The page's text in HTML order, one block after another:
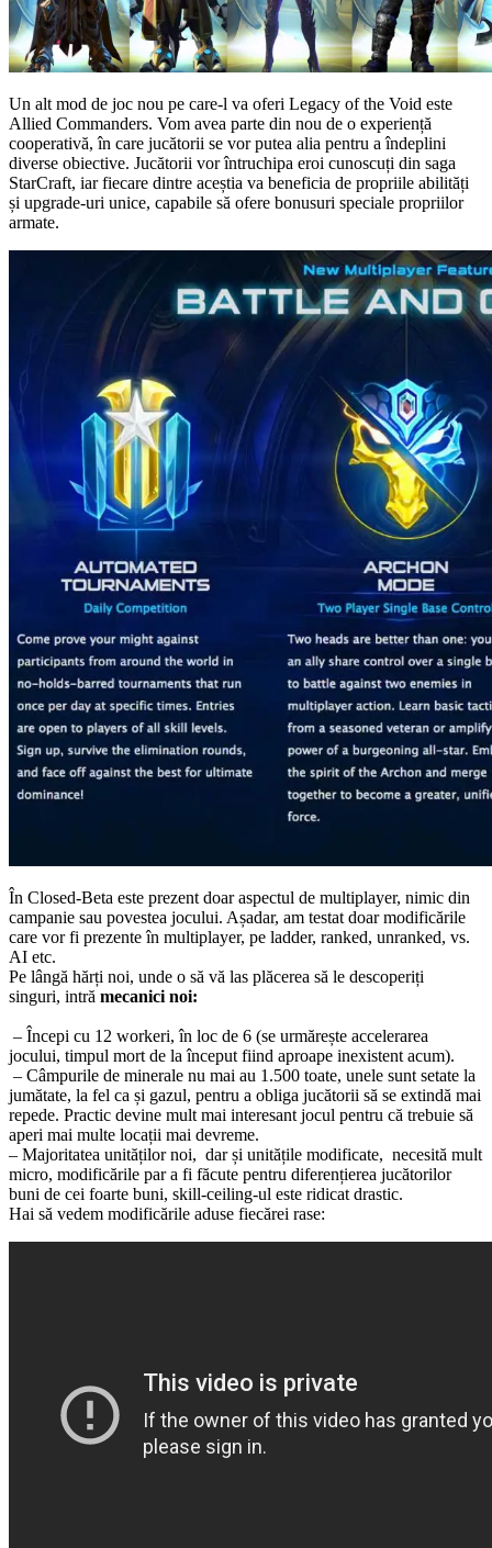
Un alt mod de joc nou pe care-l va oferi Legacy of the Void este
Allied Commanders. Vom avea parte din nou de o experiență
cooperativă, în care jucătorii se vor putea alia pentru a îndeplini
diverse obiective. Jucătorii vor întruchipa eroi cunoscuți din saga
StarCraft, iar fiecare dintre aceștia va beneficia de propriile abilități
și upgrade-uri unice, capabile să ofere bonusuri speciale propriilor
armate.
În Closed-Beta este prezent doar aspectul de multiplayer, nimic din
campanie sau povestea jocului. Așadar, am testat doar modificările
care vor fi prezente în multiplayer, pe ladder, ranked, unranked, vs.
AI etc.
Pe lângă hărți noi, unde o să vă las plăcerea să le descoperiți
singuri, intră mecanici noi:
– Începi cu 12 workeri, în loc de 6 (se urmărește accelerarea
jocului, timpul mort de la început fiind aproape inexistent acum).
– Câmpurile de minerale nu mai au 1.500 toate, unele sunt setate la
jumătate, la fel ca și gazul, pentru a obliga jucătorii să se extindă mai
repede. Practic devine mult mai interesant jocul pentru că trebuie să
aperi mai multe locații mai devreme.
– Majoritatea unităților noi, dar și unitățile modificate, necesită mult
micro, modificările par a fi făcute pentru diferențierea jucătorilor
buni de cei foarte buni, skill-ceiling-ul este ridicat drastic.
Hai să vedem modificările aduse fiecărei rase: